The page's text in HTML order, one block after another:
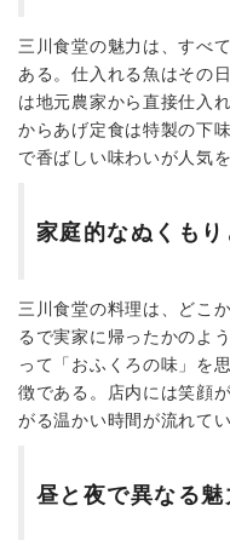
三川食堂の魅力は、すべ
ある。仕入れる魚はその
は地元農家から直接仕入
からあげ定食は特製の下
で香ばしい味わいが人気
家庭的なぬくも
三川食堂の料理は、どこ
るで実家に帰ったかのよ
って「おふくろの味」を
徴である。店内には笑顔
がる温かい時間が流れてい
昼と夜で異なる